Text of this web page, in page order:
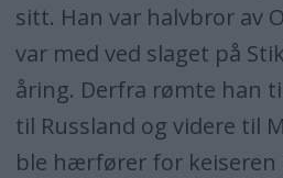
sitt. Han var halvbror av
var med ved slaget på
åring. Derfra rømte han
til Russland og videre til
ble hærfører for keiseren